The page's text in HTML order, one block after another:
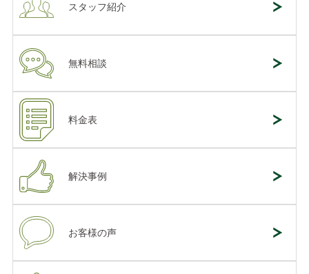
スタッフ紹介
無料相談
料金表
解決事例
お客様の声